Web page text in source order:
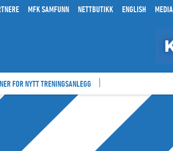
MFK SAMFUNN NETTBUTIKK ENGLISH MEDIA
FOR NYTT TRENINGSANLEGG